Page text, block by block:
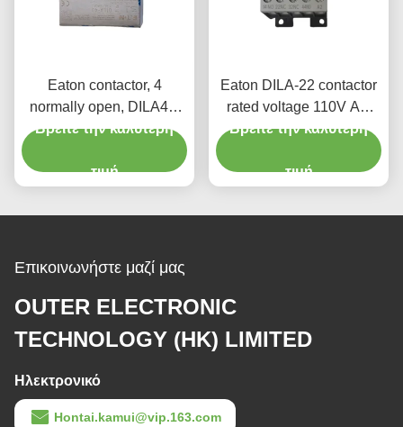
Eaton contactor, 4
normally open, DILA40,
coil: 110VAC
Βρείτε την καλύτερη
τιμή
Eaton DILA-22 contactor
rated voltage 110V AC
electrical switch
Βρείτε την καλύτερη
τιμή
Επικοινωνήστε μαζί μας
OUTER ELECTRONIC
TECHNOLOGY (HK) LIMITED
Ηλεκτρονικό
Hontai.kamui@vip.163.com